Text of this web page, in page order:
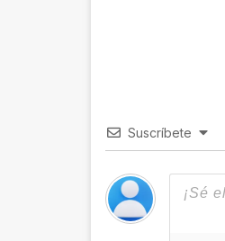
Suscríbete